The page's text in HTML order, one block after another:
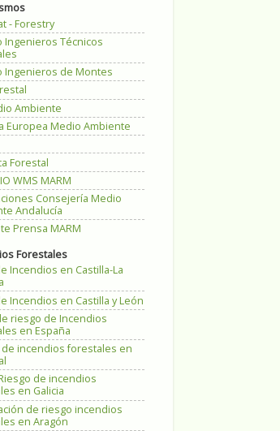
- Forestry
Ingenieros Técnicos
Ingenieros de Montes
Ambiente
Europea Medio Ambiente
Forestal
WMS MARM
Consejería Medio
Andalucía
Prensa MARM
Forestales
Incendios en Castilla-La
Incendios en Castilla y León
riesgo de Incendios
en España
de incendios forestales en
de incendios
en Galicia
de riesgo incendios
en Aragón